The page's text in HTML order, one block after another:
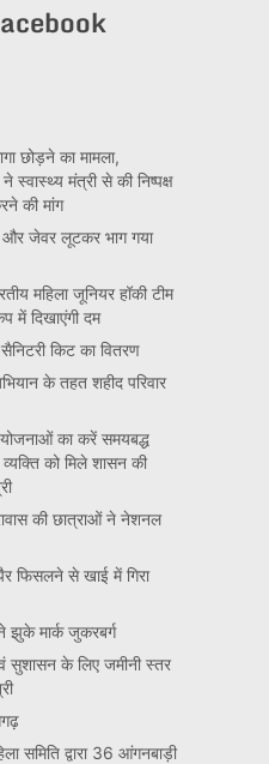
छोड़ने का मामला,
मंत्री से की निष्पक्ष
की मांग
और जेवर लूटकर भाग गया
महिला जूनियर हॉकी टीम
में दिखाएंगी दम
किट का वितरण
के तहत शहीद परिवार
का करें समयबद्ध
को मिले शासन की
की छात्राओं ने नेशनल
फिसलने से खाई में गिरा
झुके मार्क जुकरबर्ग
सुशासन के लिए जमीनी स्तर
समिति द्वारा 36 आंगनबाड़ी